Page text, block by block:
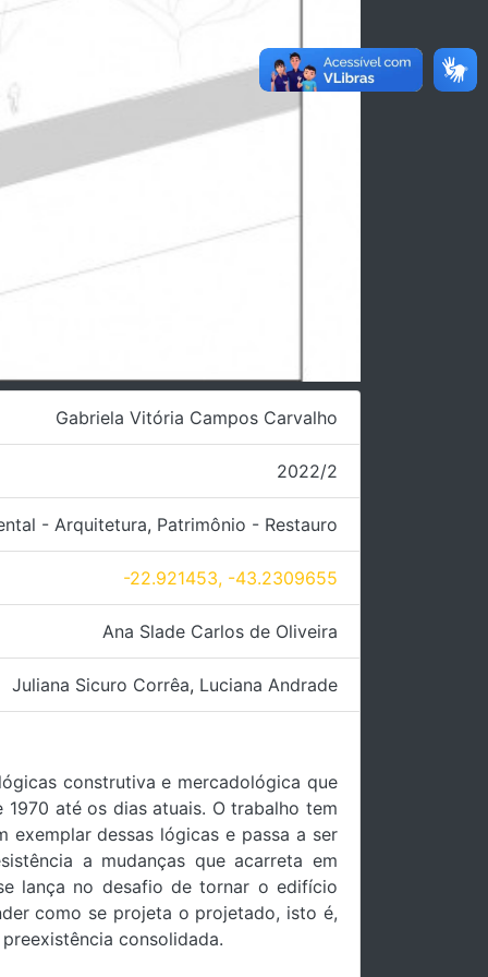
Gabriela Vitória Campos Carvalho
2022/2
- Arquitetura, Patrimônio - Restauro
-22.921453, -43.2309655
Ana Slade Carlos de Oliveira
Juliana Sicuro Corrêa, Luciana Andrade
construtiva e mercadológica que
até os dias atuais. O trabalho tem
dessas lógicas e passa a ser
a mudanças que acarreta em
lança no desafio de tornar o edifício
como se projeta o projetado, isto é,
consolidada.